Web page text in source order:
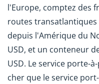
l'Europe, comptez des
routes transatlantiques
depuis l'Amérique du
USD, et un conteneur
USD. Le service porte-
cher que le service